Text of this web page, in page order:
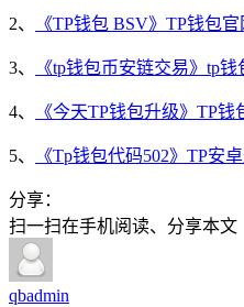
2、 《TP钱包 BSV》TP钱包
3、 《tp钱包币安链交易》tp
4、 《今天TP钱包升级》TP
5、 《Tp钱包代码502》TP安
分享：
扫一扫在手机阅读、分享本文
qbadmin